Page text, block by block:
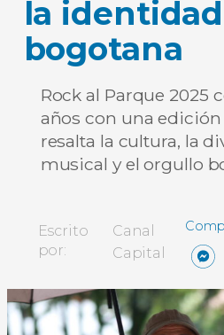
la identidad
bogotana
Rock al Parque 2025
años con una
resalta la cultura, la
musical y el orgullo
Escrito
por:
Canal
Capital